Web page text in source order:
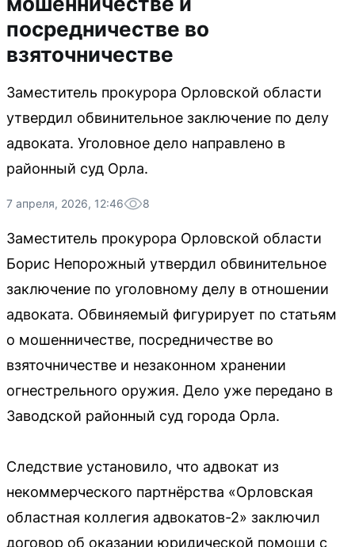
посредничестве во
взяточничестве
Заместитель прокурора Орловской области
утвердил обвинительное заключение по делу
адвоката. Уголовное дело направлено в
районный суд Орла.
7 апреля, 2026, 12:46 8
Заместитель прокурора Орловской области
Борис Непорожный утвердил обвинительное
заключение по уголовному делу в отношении
адвоката. Обвиняемый фигурирует по статьям
о мошенничестве, посредничестве во
взяточничестве и незаконном хранении
огнестрельного оружия. Дело уже передано в
Заводской районный суд города Орла.
Следствие установило, что адвокат из
некоммерческого партнёрства «Орловская
областная коллегия адвокатов-2» заключил
договор об оказании юридической помощи с